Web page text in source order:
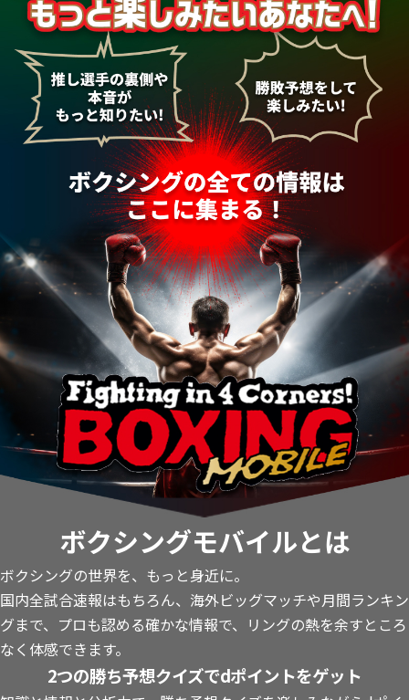
ボクシングモバイルとは
ボクシングの世界を、もっと身近に。
国内全試合速報はもちろん、海外ビッグマッチや月間ランキン
グまで、プロも認める確かな情報で、リングの熱を余すところ
なく体感できます。
2つの勝ち予想クイズでdポイントをゲット